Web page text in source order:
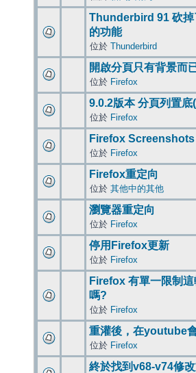
Thunderbird 91 砍掉
的功能
位於 Thunderbird
開啟分頁只有背景而
位於 Firefox
9.0.2版本 分頁列置
位於 Firefox
Firefox Screenshots
位於 Firefox
Firefox重定向
位於 其他中的其他
瀏覽器重定向
位於 Firefox
停用Firefox更新
位於 Firefox
Firefox 有單一限制
嗎?
位於 Firefox
重灌後，在youtube
位於 Firefox
終於找到v68-v74修